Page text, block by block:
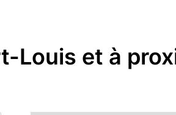
Louis et à